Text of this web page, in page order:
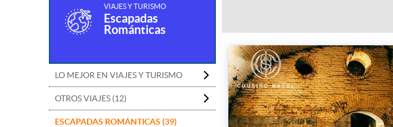
VIAJES Y TURISMO
Escapadas
Románticas
LO MEJOR EN VIAJES Y TURISMO
OTROS VIAJES (12)
ESCAPADAS ROMÁNTICAS (39)